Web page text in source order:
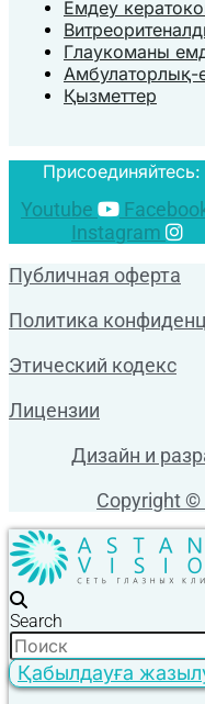
Емдеу
Глаукоманы
Амбулаторлық-
Қызметтер
Присоединяйтесь:
Youtube
Instagram
Публичная оферта
Политика
Этический кодекс
Лицензии
Дизайн и
Copyright ©
Search
Қабылдауға